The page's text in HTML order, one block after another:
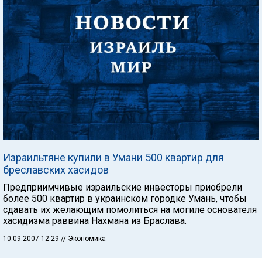
Израильтяне купили в Умани 500 квартир для
бреславских хасидов
Предприимчивые израильские инвесторы приобрели
более 500 квартир в украинском городке Умань, чтобы
сдавать их желающим помолиться на могиле основателя
хасидизма раввина Нахмана из Браслава.
10.09.2007 12:29 // Экономика